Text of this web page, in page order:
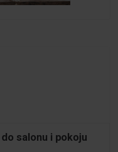
salonu i pokoju